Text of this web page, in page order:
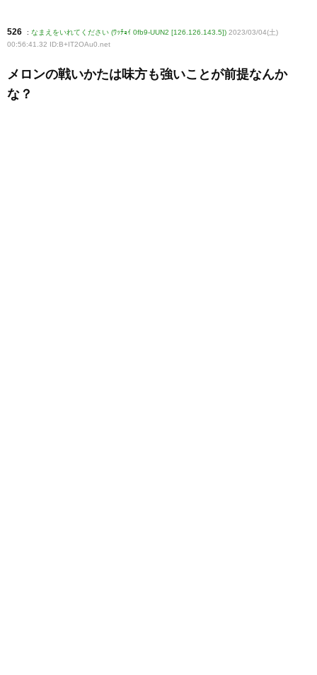
526 : なまえをいれてください (ﾜｯﾁｮｲ 0fb9-UUN2 [126.126.143.5]) 2023/03/04(土)
00:56:41.32 ID:B+IT2OAu0.net
メロンの戦いかたは味方も強いことが前提なんか
な？